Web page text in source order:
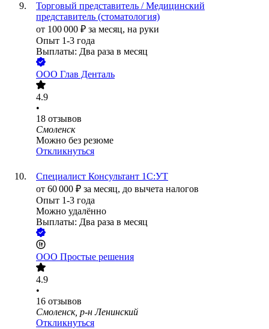
Торговый представитель / Медицинский
представитель (стоматология)
от 100 000 ₽ за месяц, на руки
Опыт 1-3 года
Выплаты: Два раза в месяц
ООО Глав Денталь
4.9
•
18 отзывов
Смоленск
Можно без резюме
Откликнуться
Специалист Консультант 1С:УТ
от 60 000 ₽ за месяц, до вычета налогов
Опыт 1-3 года
Можно удалённо
Выплаты: Два раза в месяц
ООО Простые решения
4.9
•
16 отзывов
Смоленск, р-н Ленинский
Откликнуться